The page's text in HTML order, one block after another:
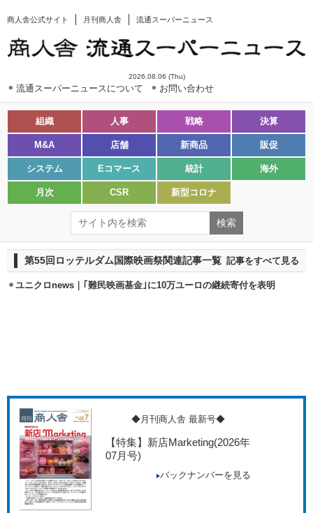
商人舎公式サイト 月刊商人舎 流通スーパーニュース
2026.08.06 (Thu)
流通スーパーニュースについて お問い合わせ
組織 人事 戦略 決算
M&A 店舗 新商品 販促
システム Eコマース 統計 海外
月次 CSR 新型コロナ
第55回ロッテルダム国際映画祭関連記事一覧 記事をすべて見る
ユニクロnews｜｢難民映画基金｣に10万ユーロの継続寄付を表明
◆月刊商人舎 最新号◆
【特集】新店Marketing(2026年
07月号)
バックナンバーを見る